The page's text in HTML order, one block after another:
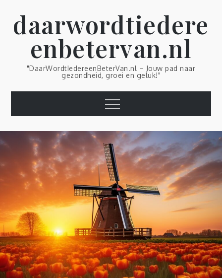
contentdaarwordtiedere
enbetervan.nl
"DaarWordtIedereenBeterVan.nl – Jouw pad naar
gezondheid, groei en geluk!"
Menu